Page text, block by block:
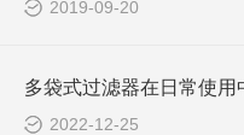
2019-09-20
2022-12-25